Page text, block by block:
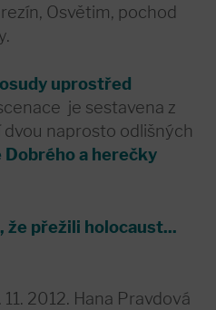
Osvětim, pochod
uprostřed
je sestavena z
naprosto odlišných
a herečky
že přežili holocaust...
2012. Hana Pravdová